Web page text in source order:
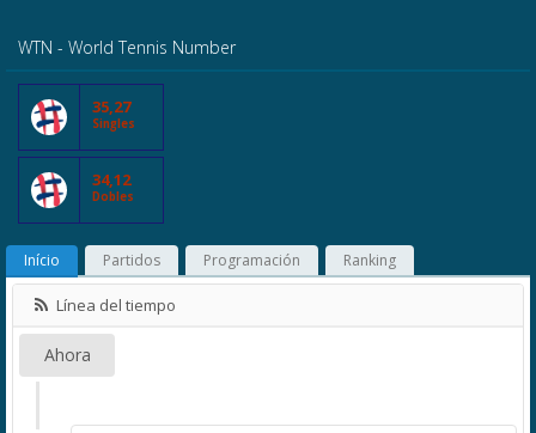
WTN - World Tennis Number
35,27
Singles
34,12
Dobles
Início Partidos Programación Ranking
Línea del tiempo
Ahora